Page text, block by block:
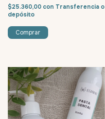
$25.360,00 con Transferencia o
depósito